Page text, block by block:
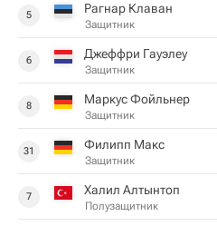
5 Рагнар Клаван
Защитник
6 Джеффри Гауэлеу
Защитник
8 Маркус Фойльнер
Защитник
31 Филипп Макс
Защитник
7 Халил Алтынтоп
Полузащитник